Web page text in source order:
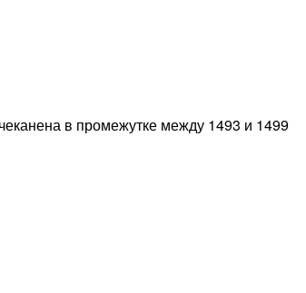
в промежутке между 1493 и 1499